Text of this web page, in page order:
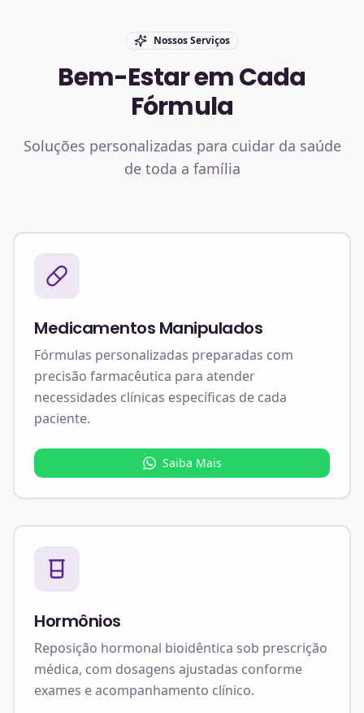
Nossos Serviços
Bem-Estar em Cada
Fórmula
Soluções personalizadas para cuidar da saúde
de toda a família
Medicamentos Manipulados
Fórmulas personalizadas preparadas com
precisão farmacêutica para atender
necessidades clínicas específicas de cada
paciente.
Saiba Mais
Hormônios
Reposição hormonal bioidêntica sob prescrição
médica, com dosagens ajustadas conforme
exames e acompanhamento clínico.